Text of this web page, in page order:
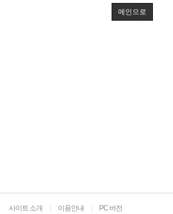
메인으로
사이트 소개 | 이용안내 | PC 버전